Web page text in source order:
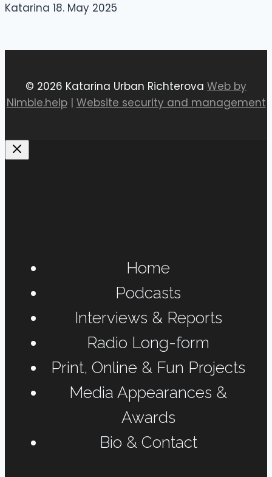
Katarina 18. May 2025
© 2026 Katarina Urban Richterova Web by
Nimble.help| Website security and management
Home
Podcasts
Interviews & Reports
Radio Long-form
Print, Online & Fun Projects
Media Appearances &
Awards
Bio & Contact